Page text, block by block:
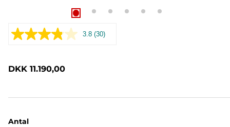
3.8 Læs
(30)
DKK 11.190,00
Antal